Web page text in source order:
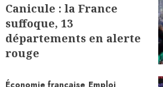
Canicule : la France
suffoque, 13
départements en alerte
rouge
Économie française Emploi